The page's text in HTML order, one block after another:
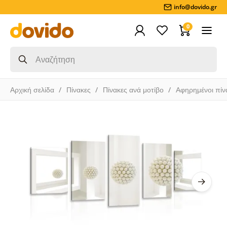
info@dovido.gr
0
Αρχική σελίδα Πίνακες Πίνακες ανά μοτίβο Αφηρημένοι